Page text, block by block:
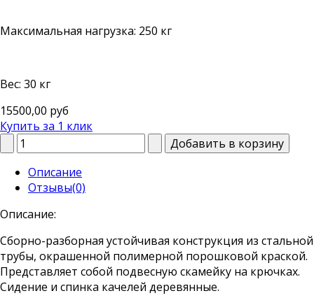
Максимальная нагрузка: 250 кг
Вес: 30 кг
15500,00 руб
Купить за 1 клик
Описание
Отзывы(0)
Описание:
Сборно-разборная устойчивая конструкция из стальной
трубы, окрашенной полимерной порошковой краской.
Представляет собой подвесную скамейку на крючках.
Сидение и спинка качелей деревянные.